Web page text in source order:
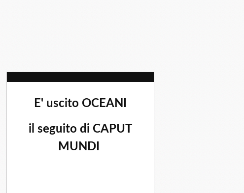
E' uscito OCEANI
il seguito di CAPUT
MUNDI